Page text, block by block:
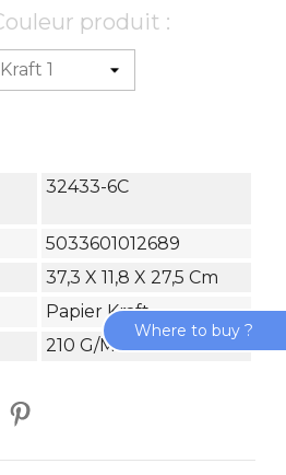
produit :
32433-6C
5033601012689
37,3 X 11,8 X 27,5 Cm
Papier Kraft
210 G/m²
Where to buy ?